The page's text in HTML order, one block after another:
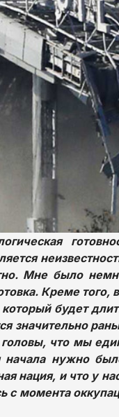
Мне было
Креме того,
будет
значительно
что мы
начала нужно
нация, и что у
с момента